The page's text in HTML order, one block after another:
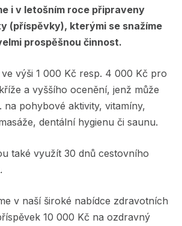
i v letošním roce připraveny
(příspěvky), kterými se snažíme
prospěšnou činnost.
výši 1 000 Kč resp. 4 000 Kč pro
a vyššího ocenění, jenž může
na pohybové aktivity, vitamíny,
dentální hygienu či saunu.
také využít 30 dnů cestovního
v naší široké nabídce zdravotních
10 000 Kč na ozdravný